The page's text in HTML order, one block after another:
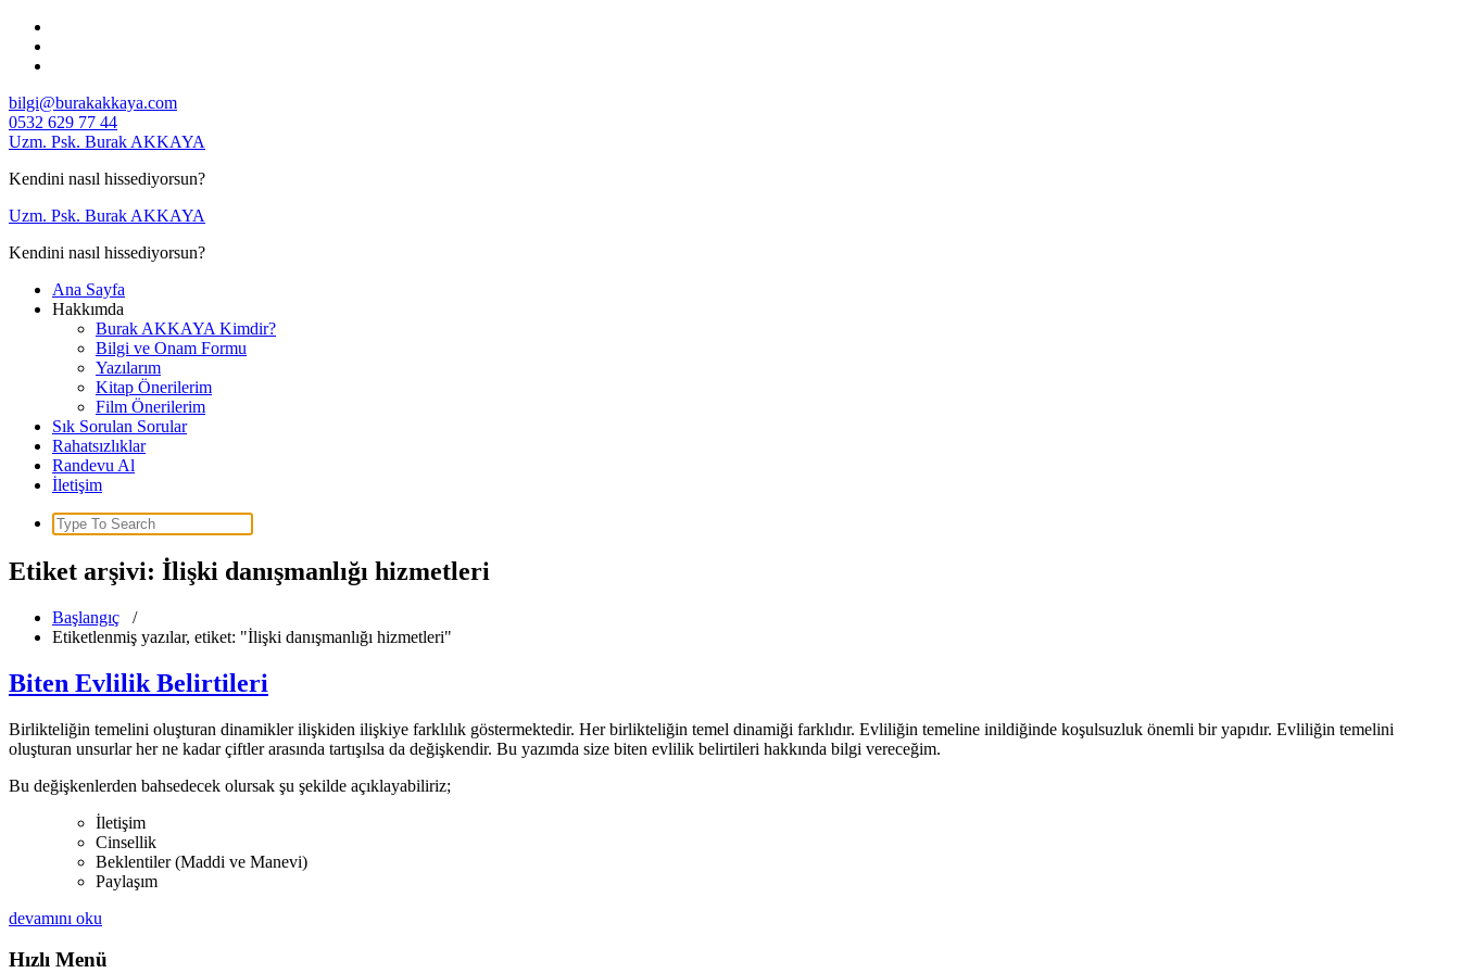
İçeriğe
bilgi@burakakkaya.com
0532 629 77 44
Uzm. Psk. Burak AKKAYA
Kendini nasıl hissediyorsun?
Uzm. Psk. Burak AKKAYA
Kendini nasıl hissediyorsun?
Ana Sayfa
Hakkımda
Burak AKKAYA Kimdir?
Bilgi ve Onam Formu
Yazılarım
Kitap Önerilerim
Film Önerilerim
Sık Sorulan Sorular
Rahatsızlıklar
Randevu Al
İletişim
Search
for:
Etiket arşivi: İlişki danışmanlığı hizmetleri
Başlangıç /
Etiketlenmiş yazılar, etiket: "İlişki danışmanlığı hizmetleri"
Biten Evlilik Belirtileri
Birlikteliğin temelini oluşturan dinamikler ilişkiden ilişkiye farklılık göstermektedir. Her birlikteliğin temel dinamiği farklıdır. Evliliğin temeline inildiğinde koşulsuzluk önemli bir yapıdır. Evliliğin temelini
oluşturan unsurlar her ne kadar çiftler arasında tartışılsa da değişkendir. Bu yazımda size biten evlilik belirtileri hakkında bilgi vereceğim.
Bu değişkenlerden bahsedecek olursak şu şekilde açıklayabiliriz;
İletişim
Cinsellik
Beklentiler (Maddi ve Manevi)
Paylaşım
devamını oku
Hızlı Menü